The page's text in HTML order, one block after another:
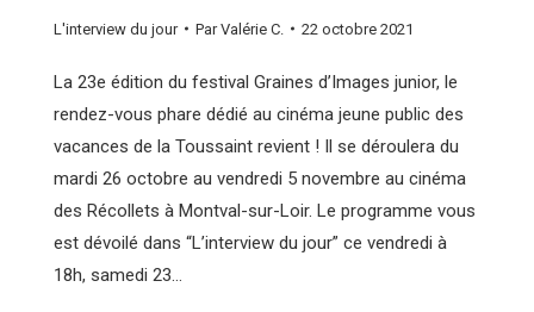
L'interview du jour ParValérie C. 22 octobre 2021
La 23e édition du festival Graines d’Images junior, le
rendez-vous phare dédié au cinéma jeune public des
vacances de la Toussaint revient ! Il se déroulera du
mardi 26 octobre au vendredi 5 novembre au cinéma
des Récollets à Montval-sur-Loir. Le programme vous
est dévoilé dans “L’interview du jour” ce vendredi à
18h, samedi 23…